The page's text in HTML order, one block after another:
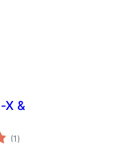
X &
(1 arvosanat
yhteensä
)